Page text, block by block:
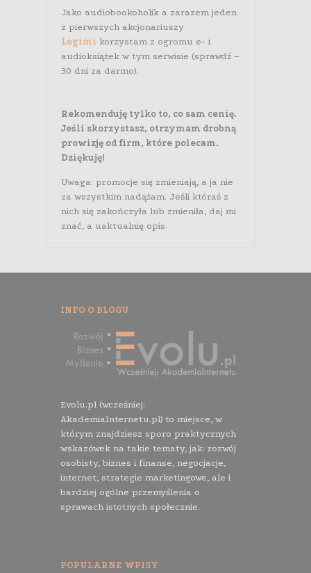
Jako audiobookoholik a zarazem jeden
z pierwszych akcjonariuszy
Legimi korzystam z ogromu e- i
audioksiążek w tym serwisie (sprawdź –
30 dni za darmo).
Rekomenduję tylko to, co sam cenię.
Jeśli skorzystasz, otrzymam drobną
prowizję od firm, które polecam.
Dziękuję!
Uwaga: promocje się zmieniają, a ja nie
za wszystkim nadążam. Jeśli któraś z
nich się zakończyła lub zmieniła, daj mi
znać, a uaktualnię opis.
INFO O BLOGU
Evolu.pl (wcześniej:
AkademiaInternetu.pl) to miejsce, w
którym znajdziesz sporo praktycznych
wskazówek na takie tematy, jak: rozwój
osobisty, biznes i finanse, negocjacje,
internet, strategie marketingowe, ale i
bardziej ogólne przemyślenia o
sprawach istotnych społecznie.
POPULARNE WPISY